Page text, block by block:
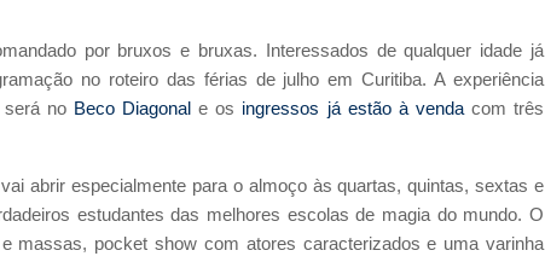
por bruxos e bruxas. Interessados de qualquer idade já
no roteiro das férias de julho em Curitiba. A experiência
será no Beco Diagonal e os ingressos já estão à vendacom três
abrir especialmente para o almoço às quartas, quintas, sextas e
estudantes das melhores escolas de magia do mundo. O
massas, pocket show com atores caracterizados e uma varinha